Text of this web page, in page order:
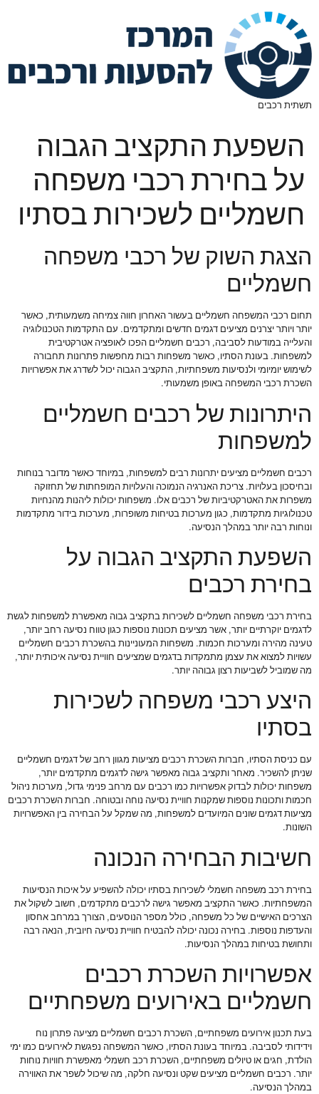
תשתית רכבים
השפעת התקציב הגבוה
על בחירת רכבי משפחה
חשמליים לשכירות בסתיו
הצגת השוק של רכבי משפחה
חשמליים
תחום רכבי המשפחה חשמליים בעשור האחרון חווה צמיחה משמעותית, כאשר
יותר ויותר יצרנים מציעים דגמים חדשים ומתקדמים. עם התקדמות הטכנולוגיה
והעלייה במודעות לסביבה, רכבים חשמליים הפכו לאופציה אטרקטיבית
למשפחות. בעונת הסתיו, כאשר משפחות רבות מחפשות פתרונות תחבורה
לשימוש יומיומי ולנסיעות משפחתיות, התקציב הגבוה יכול לשדרג את אפשרויות
השכרת רכבי המשפחה באופן משמעותי.
היתרונות של רכבים חשמליים
למשפחות
רכבים חשמליים מציעים יתרונות רבים למשפחות, במיוחד כאשר מדובר בנוחות
ובחיסכון בעלויות. צריכת האנרגיה הנמוכה והעלויות המופחתות של תחזוקה
משפרות את האטרקטיביות של רכבים אלו. משפחות יכולות ליהנות מהנחיות
טכנולוגיות מתקדמות, כגון מערכות בטיחות משופרות, מערכות בידור מתקדמות
ונוחות רבה יותר במהלך הנסיעה.
השפעת התקציב הגבוה על
בחירת רכבים
בחירת רכבי משפחה חשמליים לשכירות בתקציב גבוה מאפשרת למשפחות לגשת
לדגמים יוקרתיים יותר, אשר מציעים תכונות נוספות כגון טווח נסיעה רחב יותר,
טעינה מהירה ומערכות חכמות. משפחות המעוניינות בהשכרת רכבים חשמליים
עשויות למצוא את עצמן מתמקדות בדגמים שמציעים חוויית נסיעה איכותית יותר,
מה שמוביל לשביעות רצון גבוהה יותר.
היצע רכבי משפחה לשכירות
בסתיו
עם כניסת הסתיו, חברות השכרת רכבים מציעות מגוון רחב של דגמים חשמליים
שניתן להשכיר. מאחר ותקציב גבוה מאפשר גישה לדגמים מתקדמים יותר,
משפחות יכולות לבדוק אפשרויות כמו רכבים עם מרחב פנימי גדול, מערכות ניהול
חכמות ותכונות נוספות שמקנות חוויית נסיעה נוחה ובטוחה. חברות השכרת רכבים
מציעות דגמים שונים המיועדים למשפחות, מה שמקל על הבחירה בין האפשרויות
השונות.
חשיבות הבחירה הנכונה
בחירת רכב משפחה חשמלי לשכירות בסתיו יכולה להשפיע על איכות הנסיעות
המשפחתיות. כאשר התקציב מאפשר גישה לרכבים מתקדמים, חשוב לשקול את
הצרכים האישיים של כל משפחה, כולל מספר הנוסעים, הצורך במרחב אחסון
והעדפות נוספות. בחירה נכונה יכולה להבטיח חוויית נסיעה חיובית, הנאה רבה
ותחושת בטיחות במהלך הנסיעות.
אפשרויות השכרת רכבים
חשמליים באירועים משפחתיים
בעת תכנון אירועים משפחתיים, השכרת רכבים חשמליים מציעה פתרון נוח
וידידותי לסביבה. במיוחד בעונת הסתיו, כאשר המשפחה נפגשת לאירועים כמו ימי
הולדת, חגים או טיולים משפחתיים, השכרת רכב חשמלי מאפשרת חוויות נוחות
יותר. רכבים חשמליים מציעים שקט ונסיעה חלקה, מה שיכול לשפר את האווירה
במהלך הנסיעה.